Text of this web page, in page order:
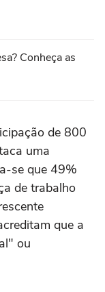
Conheça as
de 800
uma
se que 49%
de trabalho
que a
ou